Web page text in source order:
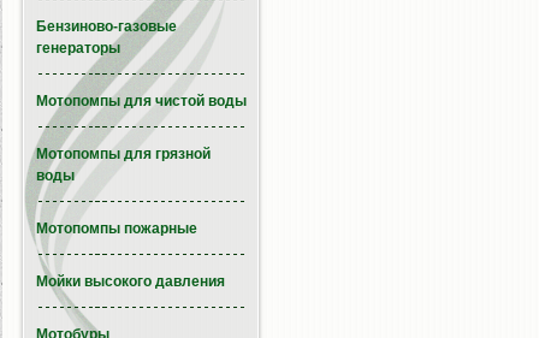
Бензиново-газовые
генераторы
Мотопомпы для чистой воды
Мотопомпы для грязной
воды
Мотопомпы пожарные
Мойки высокого давления
Мотобуры